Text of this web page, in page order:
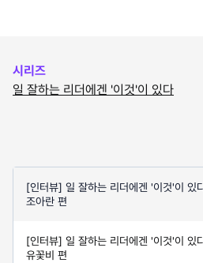
시리즈
일 잘하는 리더에겐 '이것'이 있다
[인터뷰] 일 잘하는 리더에겐 '이것'이 있
조아란 편
[인터뷰] 일 잘하는 리더에겐 '이것'이 있
유꽃비 편